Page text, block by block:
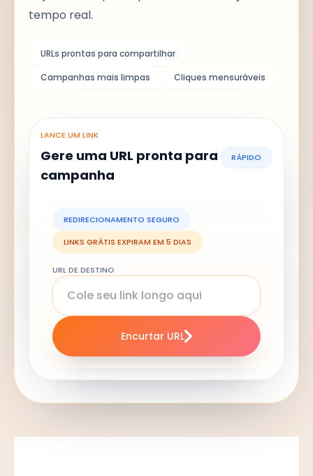
tempo real.
URLs prontas para compartilhar
Campanhas mais limpas
Cliques mensuráveis
LANCE UM LINK
Gere uma URL pronta para
campanha
RÁPIDO
REDIRECIONAMENTO SEGURO
LINKS GRÁTIS EXPIRAM EM 5 DIAS
URL DE DESTINO
Encurtar URL